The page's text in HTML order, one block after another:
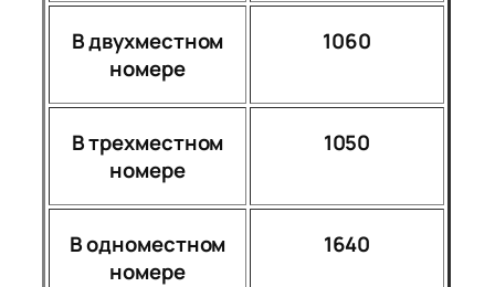
В двухместном
номере
1060
В трехместном
номере
1050
В одноместном
номере
1640